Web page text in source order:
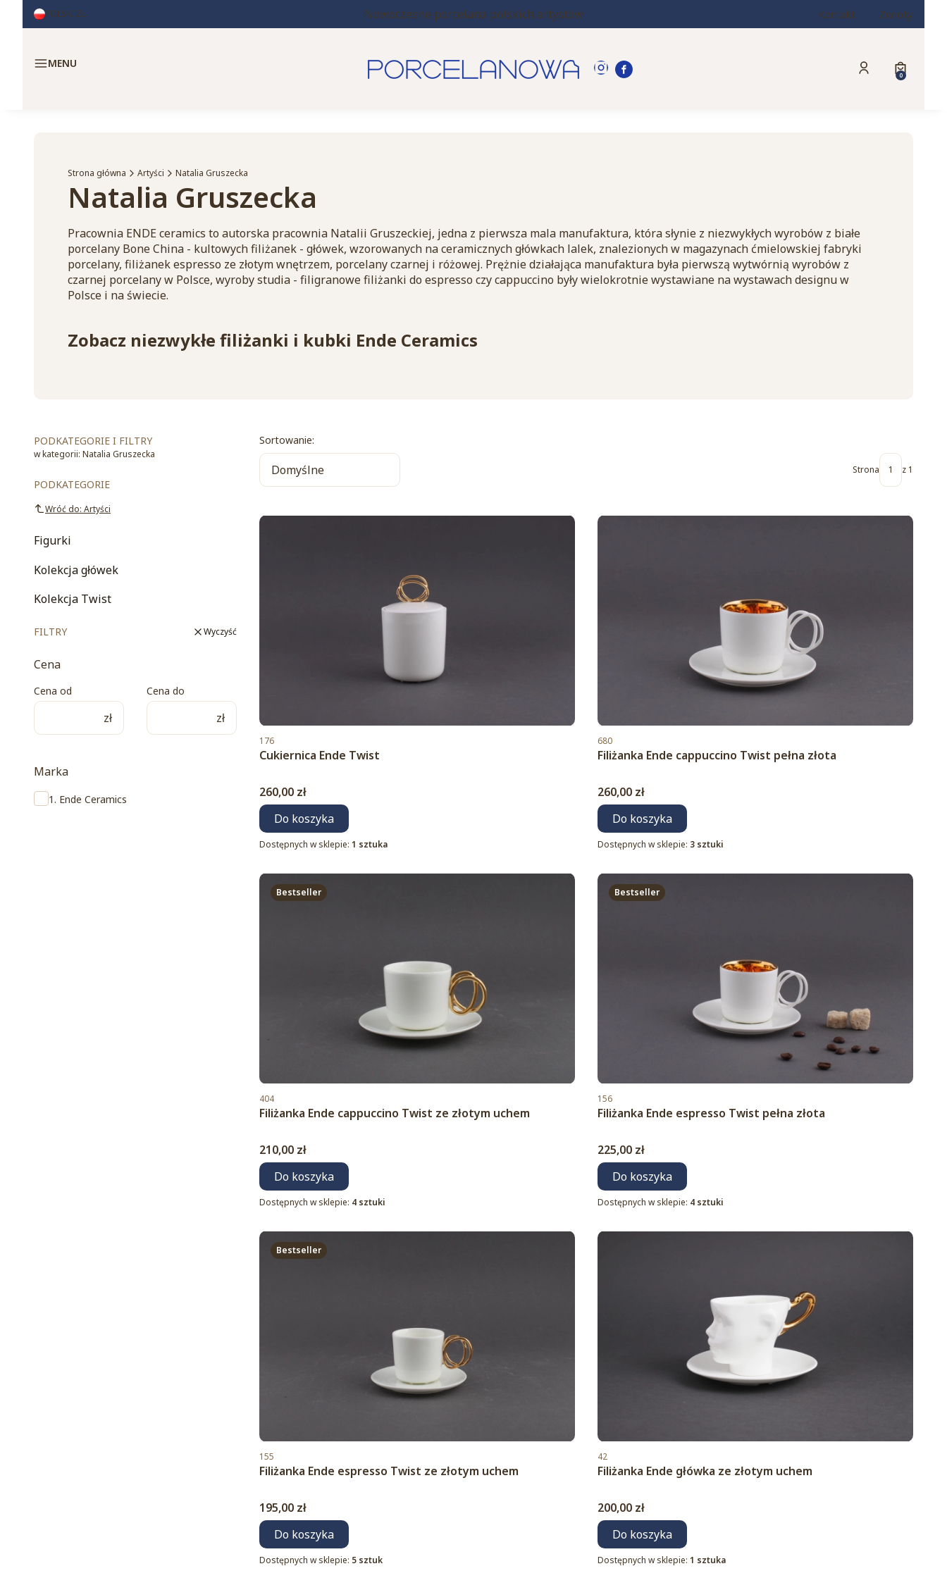
POLSKI ZŁ Nowoczesne porcelana polskich artystów Kontakt Zwroty
Menu Zaloguj sięProdukty
Koszyk
Strona główna Artyści Natalia Gruszecka
Natalia Gruszecka
Pracownia ENDE ceramics to autorska pracownia Natalii Gruszeckiej, jedna z pierwsza mala manufaktura, która słynie z niezwykłych wyrobów z białe
porcelany Bone China - kultowych filiżanek - główek, wzorowanych na ceramicznych główkach lalek, znalezionych w magazynach ćmielowskiej fabryki
porcelany, filiżanek espresso ze złotym wnętrzem, porcelany czarnej i różowej. Prężnie działająca manufaktura była pierwszą wytwórnią wyrobów z
czarnej porcelany w Polsce, wyroby studia - filigranowe filiżanki do espresso czy cappuccino były wielokrotnie wystawiane na wystawach designu w
Polsce i na świecie.
Zobacz niezwykłe filiżanki i kubki Ende Ceramics
PODKATEGORIE I FILTRY
w kategorii: Natalia Gruszecka
PODKATEGORIE
Wróć do: Artyści
Figurki
Kolekcja główek
Kolekcja Twist
FILTRY Wyczyść
Cena
Cena od
zł
Cena do
zł
Marka
Marka1. Ende Ceramics
Lista produktów
Sortowanie:
Domyślne Strona z 1
Kod produktu
176
Cukiernica Ende Twist
Cena
260,00 zł
Do koszyka
Dostępnych w sklepie: 1 sztuka
Kod produktu
680
Filiżanka Ende cappuccino Twist pełna złota
Cena
260,00 zł
Do koszyka
Dostępnych w sklepie: 3 sztuki
Bestseller
Kod produktu
404
Filiżanka Ende cappuccino Twist ze złotym uchem
Cena
210,00 zł
Do koszyka
Dostępnych w sklepie: 4 sztuki
Bestseller
Kod produktu
156
Filiżanka Ende espresso Twist pełna złota
Cena
225,00 zł
Do koszyka
Dostępnych w sklepie: 4 sztuki
Bestseller
Kod produktu
155
Filiżanka Ende espresso Twist ze złotym uchem
Cena
195,00 zł
Do koszyka
Dostępnych w sklepie: 5 sztuk
Kod produktu
42
Filiżanka Ende główka ze złotym uchem
Cena
200,00 zł
Do koszyka
Dostępnych w sklepie: 1 sztuka